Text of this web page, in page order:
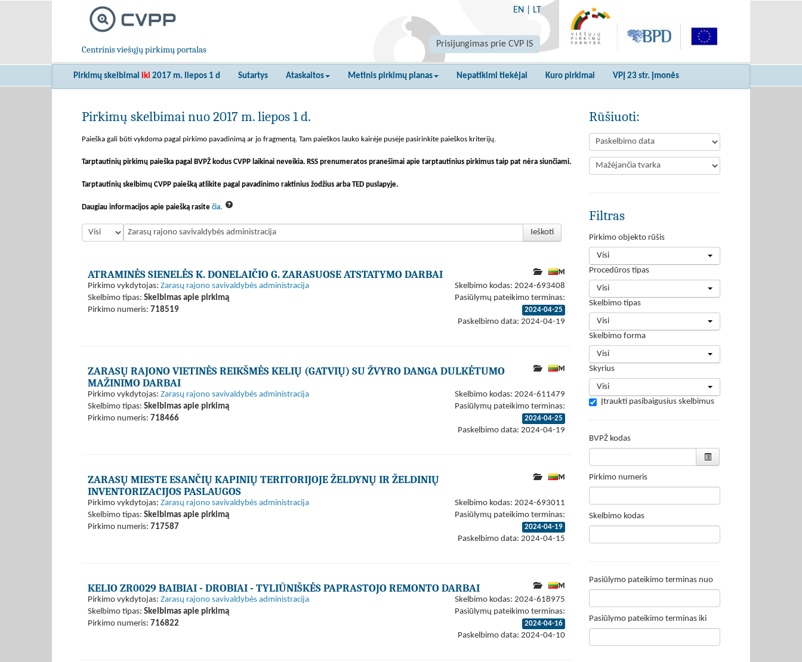
Centrinis viešųjų pirkimų portalas
EN LT
Prisijungimas prie CVP IS
Pirkimų skelbimai iki 2017 m. liepos 1 d Sutartys Ataskaitos Metinis pirkimų planas Nepatikimi tiekėjai Kuro pirkimai VPĮ 23 str. įmonės
Pirkimų skelbimai nuo 2017 m. liepos 1 d.
Paieška gali būti vykdoma pagal pirkimo pavadinimą ar jo fragmentą. Tam paieškos lauko kairėje pusėje pasirinkite paieškos kriterijų.
Tarptautinių pirkimų paieška pagal BVPŽ kodus CVPP laikinai neveikia. RSS prenumeratos pranešimai apie tarptautinius pirkimus taip pat nėra siunčiami.
Tarptautinių skelbimų CVPP paiešką atlikite pagal pavadinimo raktinius žodžius arba TED puslapyje.
Daugiau informacijos apie paiešką rasite čia.
Ieškoti
ATRAMINĖS SIENELĖS K. DONELAIČIO G. ZARASUOSE ATSTATYMO DARBAI
Pirkimo vykdytojas: Zarasų rajono savivaldybės administracija
Skelbimo tipas: Skelbimas apie pirkimą
Pirkimo numeris: 718519
Skelbimo kodas: 2024-693408
Pasiūlymų pateikimo terminas:
2024-04-25
Paskelbimo data: 2024-04-19
ZARASŲ RAJONO VIETINĖS REIKŠMĖS KELIŲ (GATVIŲ) SU ŽVYRO DANGA DULKĖTUMO
MAŽINIMO DARBAI
Pirkimo vykdytojas: Zarasų rajono savivaldybės administracija
Skelbimo tipas: Skelbimas apie pirkimą
Pirkimo numeris: 718466
Skelbimo kodas: 2024-611479
Pasiūlymų pateikimo terminas:
2024-04-25
Paskelbimo data: 2024-04-19
ZARASŲ MIESTE ESANČIŲ KAPINIŲ TERITORIJOJE ŽELDYNŲ IR ŽELDINIŲ
INVENTORIZACIJOS PASLAUGOS
Pirkimo vykdytojas: Zarasų rajono savivaldybės administracija
Skelbimo tipas: Skelbimas apie pirkimą
Pirkimo numeris: 717587
Skelbimo kodas: 2024-693011
Pasiūlymų pateikimo terminas:
2024-04-19
Paskelbimo data: 2024-04-15
KELIO ZR0029 BAIBIAI - DROBIAI - TYLIŪNIŠKĖS PAPRASTOJO REMONTO DARBAI
Pirkimo vykdytojas: Zarasų rajono savivaldybės administracija
Skelbimo tipas: Skelbimas apie pirkimą
Pirkimo numeris: 716822
Skelbimo kodas: 2024-618975
Pasiūlymų pateikimo terminas:
2024-04-16
Paskelbimo data: 2024-04-10
Rūšiuoti:
Filtras
Pirkimo objekto rūšis
Visi
Procedūros tipas
Visi
Skelbimo tipas
Visi
Skelbimo forma
Visi
Skyrius
Visi
Įtraukti pasibaigusius skelbimus
BVPŽ kodas
Pirkimo numeris
Skelbimo kodas
Pasiūlymo pateikimo terminas nuo
Pasiūlymo pateikimo terminas iki